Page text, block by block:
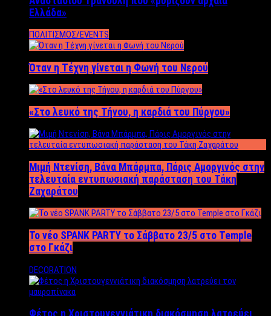
Ελλάδα»
ΠΟΛΙΤΙΣΜΟΣ/EVENTS
Όταν η Τέχνη γίνεται η Φωνή του Νερού
«Στο λευκό της Τήνου, η καρδιά του Πύργου»
Μιμή Ντενίση, Βάνα Μπάρμπα, Πάρις Αμοργινός στην
τελευταία εντυπωσιακή παράσταση του Τάκη
Ζαχαράτου
Το νέο SPANK PARTY το Σάββατο 23/5 στο Temple
στο Γκάζι
DECORATION